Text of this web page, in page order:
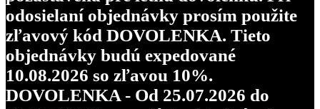
odosielaní objednávky prosím použite
zľavový kód DOVOLENKA. Tieto
objednávky budú expedované
10.08.2026 so zľavou 10%.
DOVOLENKA - Od 25.07.2026 do